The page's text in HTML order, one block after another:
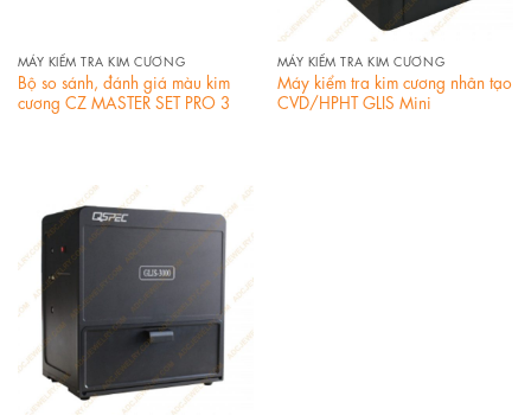
MÁY KIỂM TRA KIM CƯƠNG
Bộ so sánh, đánh giá màu kim
cương CZ MASTER SET PRO 3
MÁY KIỂM TRA KIM CƯƠNG
Máy kiểm tra kim cương nhân tạo
CVD/HPHT GLIS Mini